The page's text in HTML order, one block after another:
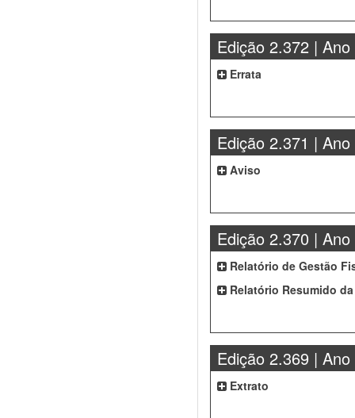
Edição 2.372 | Ano
Errata
Edição 2.371 | Ano
Aviso
Edição 2.370 | Ano
Relatório de Gestão
Relatório Resumido
Edição 2.369 | Ano
Extrato